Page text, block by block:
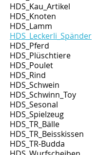
HDS_Kau_Artikel
HDS_Knoten
HDS_Lamm
HDS_Leckerli_Spänder
HDS_Pferd
HDS_Plüschtiere
HDS_Poulet
HDS_Rind
HDS_Schwein
HDS_Schwinn_Toy
HDS_Sesonal
HDS_Spielzeug
HDS_TR_Bälle
HDS_TR_Beisskissen
HDS_TR-Budda